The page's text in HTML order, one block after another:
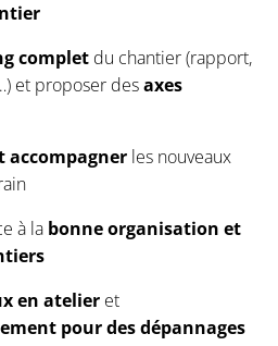
complet du chantier (rapport,
et proposer desaxes
accompagner les nouveaux
à la bonne organisation et
en atelier et
pour des dépannages